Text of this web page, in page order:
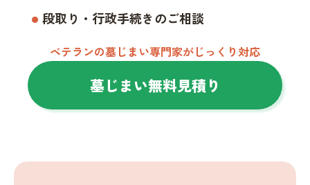
段取り・行政手続きのご相談
ベテランの墓じまい専門家がじっくり対応
墓じまい無料見積り